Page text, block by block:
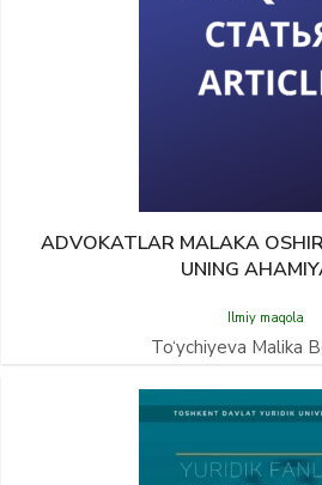
ADVOKATLAR MALAKA
UNING
Ilmiy maqola
To‘ychiyeva Malika